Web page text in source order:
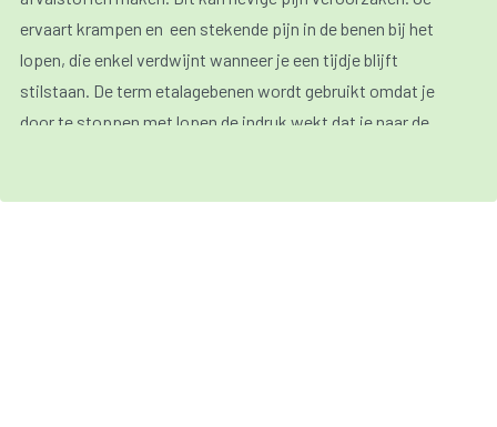
ervaart krampen en een stekende pijn in de benen bij het
lopen, die enkel verdwijnt wanneer je een tijdje blijft
stilstaan. De term etalagebenen wordt gebruikt omdat je
door te stoppen met lopen de indruk wekt dat je naar de